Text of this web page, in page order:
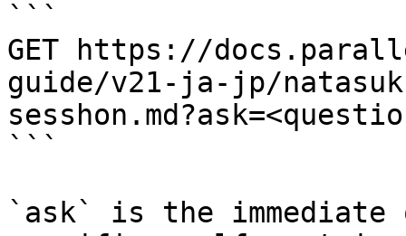
```
GET https://
guide/v21-ja-jp/
```
`ask` is the